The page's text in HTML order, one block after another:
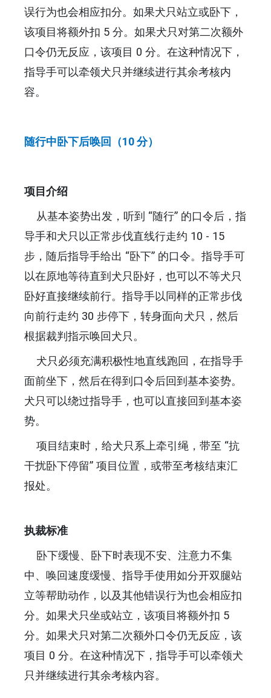
误行为也会相应扣分。如果犬只站立或卧下，
该项目将额外扣 5 分。如果犬只对第二次额外
口令仍无反应，该项目 0 分。在这种情况下，
指导手可以牵领犬只并继续进行其余考核内
容。
随行中卧下后唤回（10 分）
项目介绍
从基本姿势出发，听到 “随行” 的口令后，指
导手和犬只以正常步伐直线行走约 10 - 15
步，随后指导手给出 “卧下” 的口令。指导手可
以在原地等待直到犬只卧好，也可以不等犬只
卧好直接继续前行。指导手以同样的正常步伐
向前行走约 30 步停下，转身面向犬只，然后
根据裁判指示唤回犬只。
犬只必须充满积极性地直线跑回，在指导手
面前坐下，然后在得到口令后回到基本姿势。
犬只可以绕过指导手，也可以直接回到基本姿
势。
项目结束时，给犬只系上牵引绳，带至 “抗
干扰卧下停留” 项目位置，或带至考核结束汇
报处。
执裁标准
卧下缓慢、卧下时表现不安、注意力不集
中、唤回速度缓慢、指导手使用如分开双腿站
立等帮助动作，以及其他错误行为也会相应扣
分。如果犬只坐或站立，该项目将额外扣 5
分。如果犬只对第二次额外口令仍无反应，该
项目 0 分。在这种情况下，指导手可以牵领犬
只并继续进行其余考核内容。